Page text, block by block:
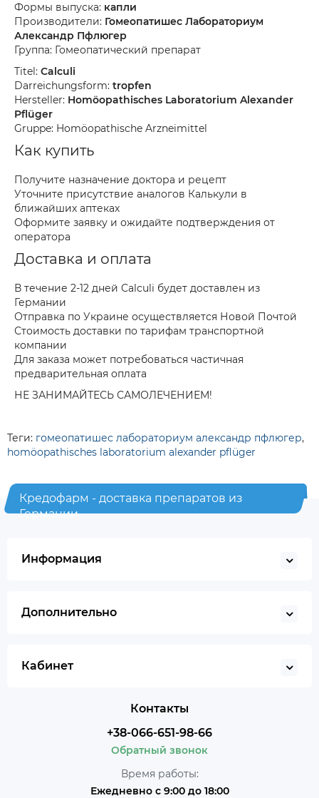
Формы выпуска: капли
Производители: Гомеопатишес Лабораториум
Александр Пфлюгер
Группа: Гомеопатический препарат
Titel: Calculi
Darreichungsform: tropfen
Hersteller: Homöopathisches Laboratorium Alexander
Pflüger
Gruppe: Homöopathische Arzneimittel
Как купить
Получите назначение доктора и рецепт
Уточните присутствие аналогов Калькули в
ближайших аптеках
Оформите заявку и ожидайте подтверждения от
оператора
Доставка и оплата
В течение 2-12 дней Calculi будет доставлен из
Германии
Отправка по Украине осуществляется Новой Почтой
Стоимость доставки по тарифам транспортной
компании
Для заказа может потребоваться частичная
предварительная оплата
НЕ ЗАНИМАЙТЕСЬ САМОЛЕЧЕНИЕМ!
Теги: гомеопатишес лабораториум александр пфлюгер,
homöopathisches laboratorium alexander pflüger
Кредофарм - доставка препаратов из
Германии
Информация
Дополнительно
Кабинет
Контакты
+38-066-651-98-66
Обратный звонок
Время работы:
Ежедневно с 9:00 до 18:00